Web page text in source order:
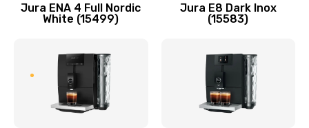
Jura ENA 4 Full Nordic
White (15499)
Jura E8 Dark Inox
(15583)